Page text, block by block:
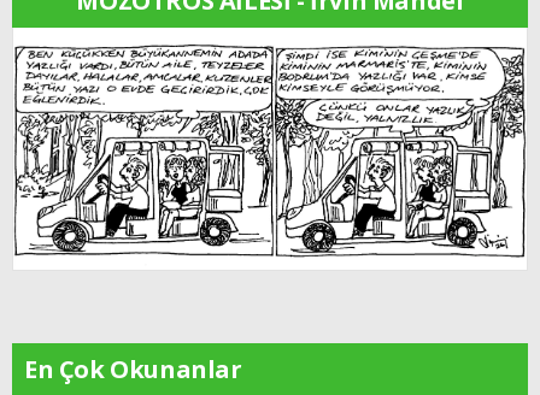
En Çok Okunanlar